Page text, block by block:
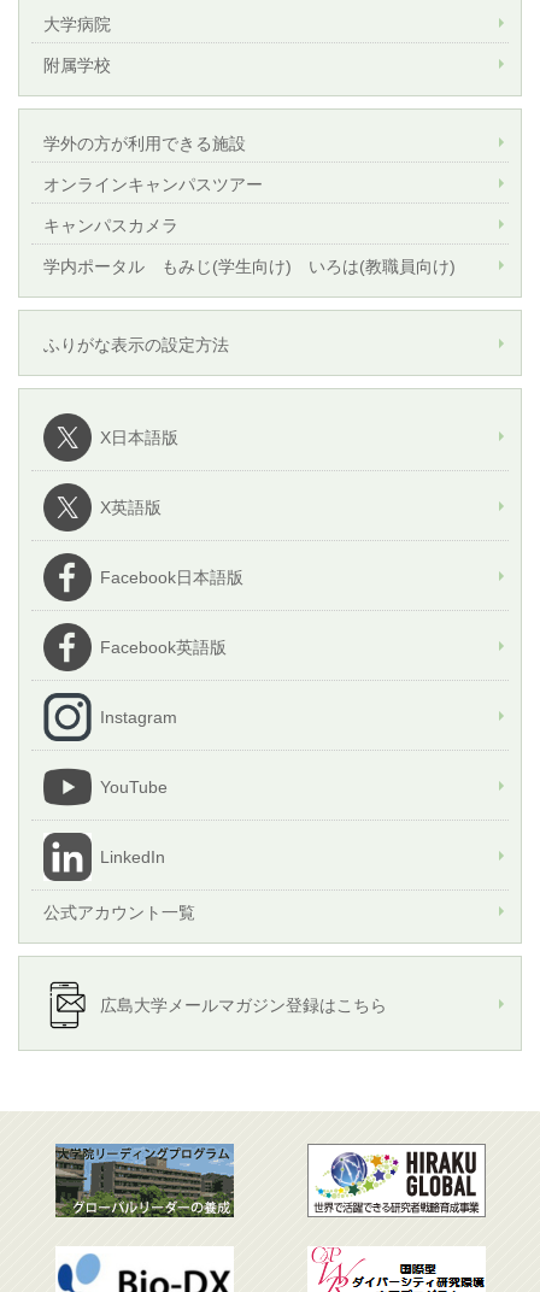
大学病院
附属学校
学外の方が利用できる施設
オンラインキャンパスツアー
キャンパスカメラ
学内ポータル もみじ(学生向け) いろは(教職員向け)
ふりがな表示の設定方法
X日本語版
X英語版
Facebook日本語版
Facebook英語版
Instagram
YouTube
LinkedIn
公式アカウント一覧
広島大学メールマガジン登録はこちら